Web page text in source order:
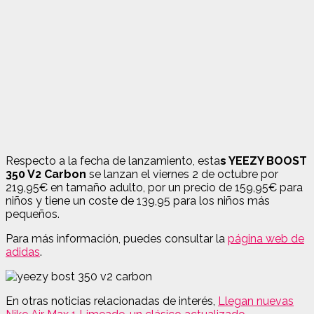
Respecto a la fecha de lanzamiento, estas YEEZY BOOST
350 V2 Carbon se lanzan el viernes 2 de octubre por
219,95€ en tamaño adulto, por un precio de 159,95€ para
niños y tiene un coste de 139,95 para los niños más
pequeños.
Para más información, puedes consultar la página web de
adidas.
En otras noticias relacionadas de interés, Llegan nuevas